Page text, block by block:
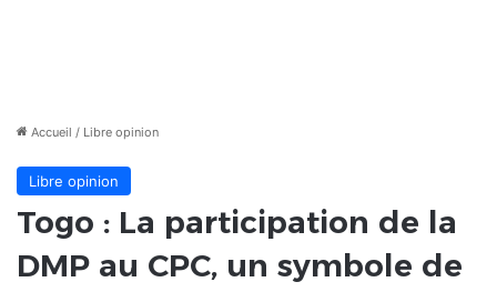
Accueil / Libre opinion
Libre opinion
Togo : La participation de la
DMP au CPC, un symbole de